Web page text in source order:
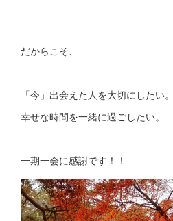
だからこそ、
「今」出会えた人を大切にしたい。
幸せな時間を一緒に過ごしたい。
一期一会に感謝です！！